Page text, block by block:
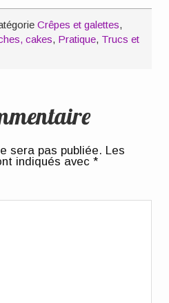
Crêpes et galettes,
cakes, Pratique, Trucs et
sera pas publiée. Les
indiqués avec*